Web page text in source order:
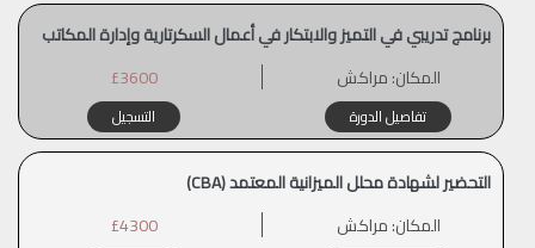
برنامج تدريبي في التميز والابتكار في أعمال السكرتارية وإدارة المكاتب
المكان:مراكش £3600
تفاصيل الدورة التسجيل
التحضير لشهادة محلل الميزانية المعتمد (CBA)
المكان:مراكش £4300